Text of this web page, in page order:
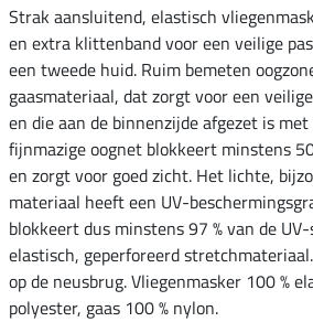
Strak aansluitend, elastisch
en extra klittenband voor een veilige
een tweede huid. Ruim bemeten
gaasmateriaal, dat zorgt voor een
en die aan de binnenzijde afgezet is
fijnmazige oognet blokkeert minstens
en zorgt voor goed zicht. Het lichte,
materiaal heeft een UV-
blokkeert dus minstens 97 % van de
elastisch, geperforeerd
op de neusbrug. Vliegenmasker 100 %
polyester, gaas 100 % nylon.